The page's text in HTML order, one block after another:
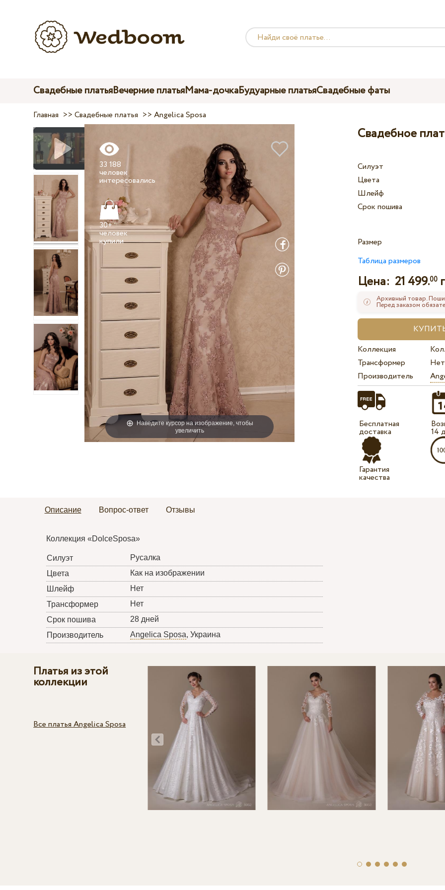
Свадебные платьяВечерние платьяМама-дочкаБудуарные платьяСвадебные фаты
Главная >>Свадебные платья >>Angelica Sposa
Наведите курсор на изображение, чтобы
увеличить
33 188
человек
30+
человек
купили
Свадебное
Силуэт
Цвета
Шлейф
Срок пошива
Размер
Таблица размеров
Цена: 21 499.00
Архивный товар.
Перед заказом
Коллекция
Трансформер
Нет
Производитель
Бесплатная
доставка
Гарантия
качества
14
Описание Вопрос-ответ Отзывы
Коллекция «DolceSposa»
Силуэт
Русалка
Цвета
Как на изображении
Шлейф
Нет
Трансформер
Нет
Срок пошива
28 дней
Производитель
Angelica Sposa, Украина
Платья из этой
коллекции
Все платья Angelica Sposa